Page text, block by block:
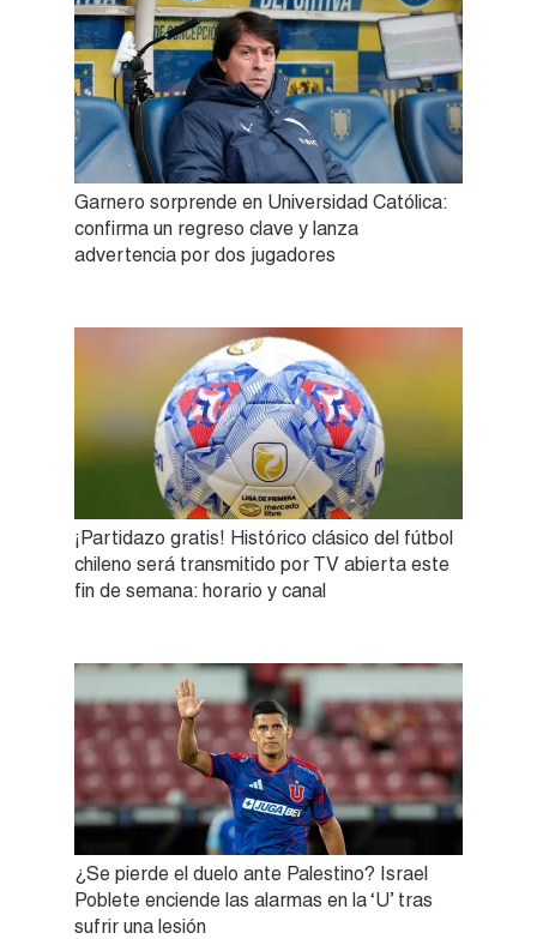
Garnero sorprende en Universidad Católica:
confirma un regreso clave y lanza
advertencia por dos jugadores
¡Partidazo gratis! Histórico clásico del fútbol
chileno será transmitido por TV abierta este
fin de semana: horario y canal
¿Se pierde el duelo ante Palestino? Israel
Poblete enciende las alarmas en la ‘U’ tras
sufrir una lesión